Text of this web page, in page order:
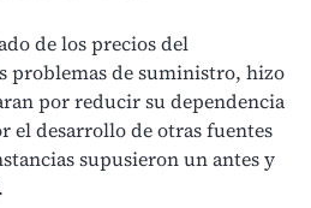
de los precios del
problemas de suministro, hizo
por reducir su dependencia
el desarrollo de otras fuentes
supusieron un antes y